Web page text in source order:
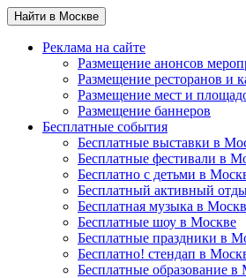
Найти в Москве
Реклама на сайте
Размещение анонсов
Размещение ресторанов и
Размещение мест и
Размещение баннеров
Бесплатные события
Бесплатные выставки в
Бесплатные фестивали в
Бесплатно с детьми в
Бесплатный активный
Бесплатная музыка в
Бесплатные шоу в Москве
Бесплатные праздники в
Бесплатно! стендап в
Бесплатные образование в